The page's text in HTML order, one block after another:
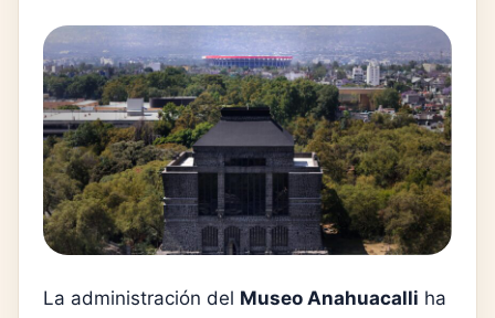
La administración del Museo Anahuacalli ha